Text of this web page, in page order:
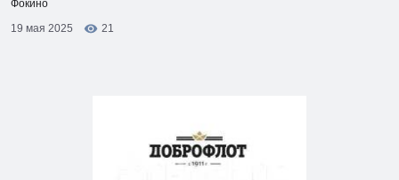
Фокино
19 мая 2025
21